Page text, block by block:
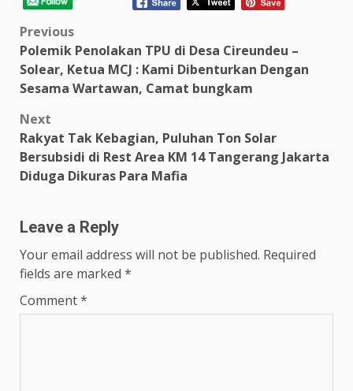
Post
navigation
Previous
Polemik Penolakan TPU di Desa Cireundeu –
Solear, Ketua MCJ : Kami Dibenturkan Dengan
Sesama Wartawan, Camat bungkam
Next
Rakyat Tak Kebagian, Puluhan Ton Solar
Bersubsidi di Rest Area KM 14 Tangerang Jakarta
Diduga Dikuras Para Mafia
Leave a Reply
Your email address will not be published. Required
fields are marked *
Comment*